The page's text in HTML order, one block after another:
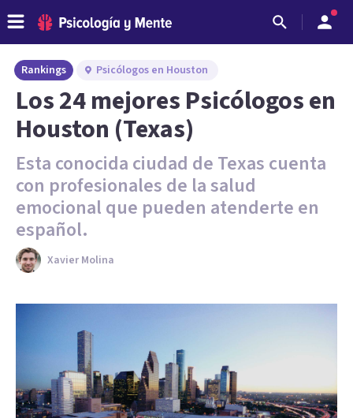
Rankings Psicólogos en Houston
Los 24 mejores Psicólogos en
Houston (Texas)
Esta conocida ciudad de Texas cuenta
con profesionales de la salud
emocional que pueden atenderte en
español.
Xavier Molina